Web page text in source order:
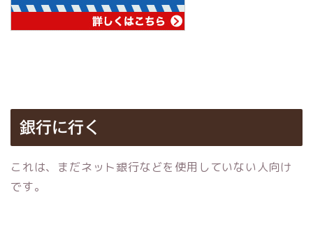
銀行に行く
これは、まだネット銀行などを使用していない人向け
です。